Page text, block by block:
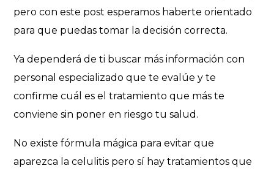
pero con este post esperamos haberte orientado
para que puedas tomar la decisión correcta.
Ya dependerá de ti buscar más información con
personal especializado que te evalúe y te
confirme cuál es el tratamiento que más te
conviene sin poner en riesgo tu salud.
No existe fórmula mágica para evitar que
aparezca la celulitis pero sí hay tratamientos que